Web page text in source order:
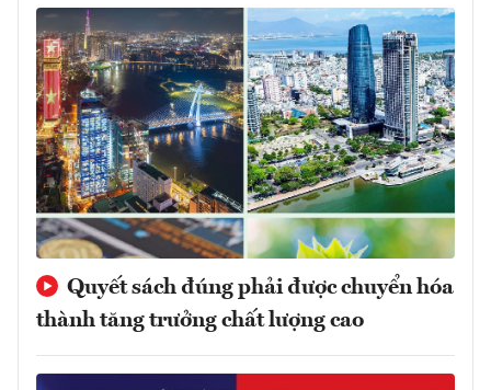
Quyết sách đúng phải được chuyển hóa
thành tăng trưởng chất lượng cao